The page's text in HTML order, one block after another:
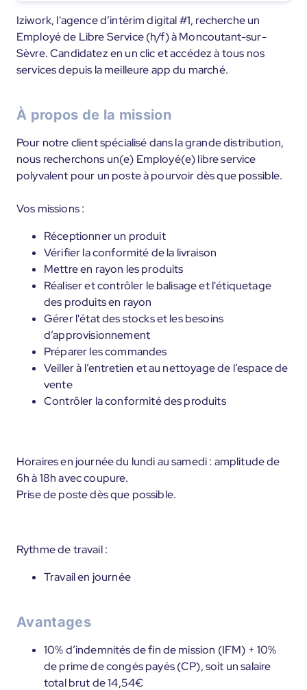
Iziwork, l'agence d’intérim digital #1, recherche un
Employé de Libre Service (h/f) à Moncoutant-sur-
Sèvre. Candidatez en un clic et accédez à tous nos
services depuis la meilleure app du marché.
À propos de la mission
Pour notre client spécialisé dans la grande distribution,
nous recherchons un(e) Employé(e) libre service
polyvalent pour un poste à pourvoir dès que possible.
Vos missions :
Réceptionner un produit
Vérifier la conformité de la livraison
Mettre en rayon les produits
Réaliser et contrôler le balisage et l'étiquetage
des produits en rayon
Gérer l'état des stocks et les besoins
d’approvisionnement
Préparer les commandes
Veiller à l’entretien et au nettoyage de l’espace de
vente
Contrôler la conformité des produits
Horaires en journée du lundi au samedi : amplitude de
6h à 18h avec coupure.
Prise de poste dès que possible.
Rythme de travail :
Travail en journée
Avantages
10% d’indemnités de fin de mission (IFM) + 10%
de prime de congés payés (CP), soit un salaire
total brut de 14,54€